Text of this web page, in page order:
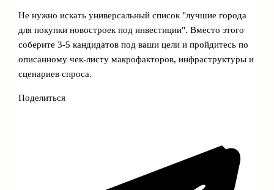
Не нужно искать универсальный список "лучшие города
для покупки новостроек под инвестиции". Вместо этого
соберите 3-5 кандидатов под ваши цели и пройдитесь по
описанному чек‑листу макрофакторов, инфраструктуры и
сценариев спроса.
Поделиться